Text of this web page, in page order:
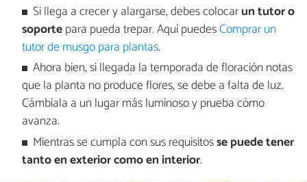
Si llega a crecer y alargarse, debes colocarun tutor o
soportepara pueda trepar. Aquí puedesComprar un
tutor de musgo para plantas.
Ahora bien, si llegada la temporada de floración notas
que la planta no produce flores, se debe a falta de luz.
Cámbiala a un lugar más luminoso y prueba cómo
avanza.
Mientras se cumpla con sus requisitosse puede tener
tanto en exterior como en interior.